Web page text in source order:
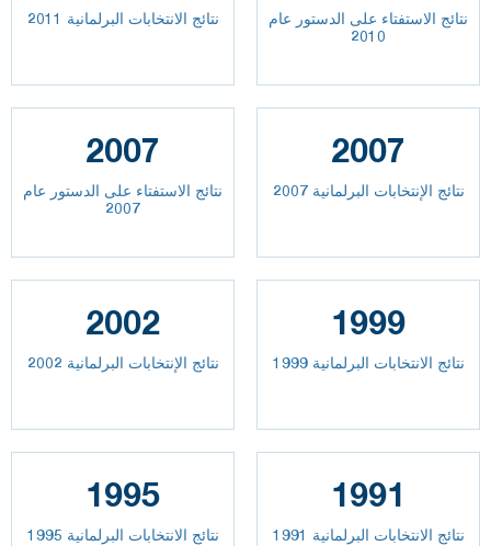
نتائج الانتخابات البرلمانية 2011
نتائج الاستفتاء على الدستور عام
2010
2007
نتائج الاستفتاء على الدستور عام
2007
2007
نتائج الإنتخابات البرلمانية 2007
2002
نتائج الإنتخابات البرلمانية 2002
1999
نتائج الانتخابات البرلمانية 1999
1995
نتائج الانتخابات البرلمانية 1995
1991
نتائج الانتخابات البرلمانية 1991